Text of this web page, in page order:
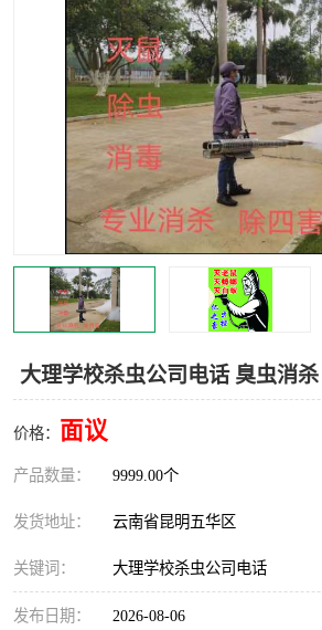
大理学校杀虫公司电话 臭虫消
价格： 面议
产品数量： 9999.00个
发货地址： 云南省昆明五华区
关键词： 大理学校杀虫公司电话
发布日期： 2026-08-06